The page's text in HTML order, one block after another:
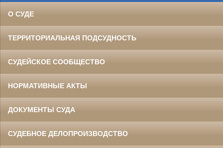
О СУДЕ
ТЕРРИТОРИАЛЬНАЯ ПОДСУДНОСТЬ
СУДЕЙСКОЕ СООБЩЕСТВО
НОРМАТИВНЫЕ АКТЫ
ДОКУМЕНТЫ СУДА
СУДЕБНОЕ ДЕЛОПРОИЗВОДСТВО